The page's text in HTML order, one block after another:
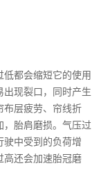
都会缩短它的使用
现裂口，同时产生
布层疲劳、帘线折
，胎肩磨损。气压过
驶中受到的负荷增
高还会加速胎冠磨